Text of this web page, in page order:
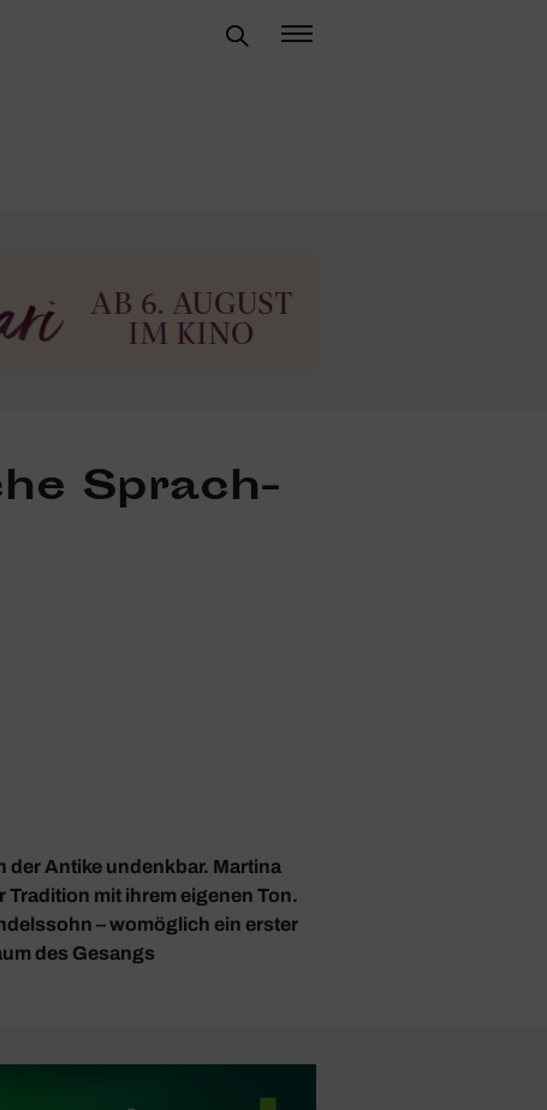
Sprach­
der Antike undenkbar. Martina
Tradition mit ihrem eigenen Ton.
– womöglich ein erster
des Gesangs